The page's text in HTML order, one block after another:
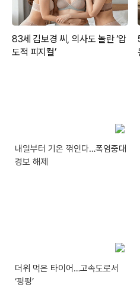
내일부터 기온 꺾인다…폭염중대
경보 해제
더위 먹은 타이어…고속도로서
‘펑펑’